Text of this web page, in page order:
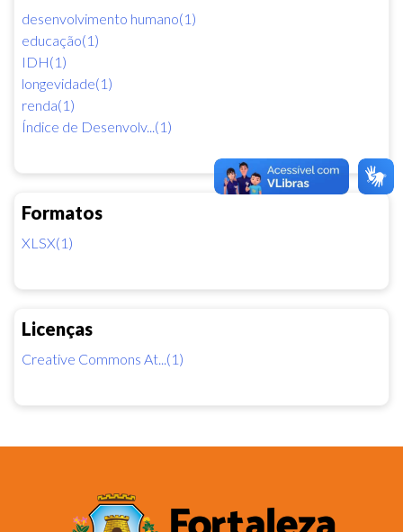
desenvolvimento humano(1)
educação(1)
IDH(1)
longevidade(1)
renda(1)
Índice de Desenvolv...(1)
Formatos
XLSX(1)
Licenças
Creative Commons At...(1)